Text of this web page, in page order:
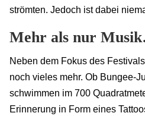
strömten. Jedoch ist dabei
Mehr als nur
Neben dem Fokus des
noch vieles mehr. Ob Bungee-
schwimmen im 700
Erinnerung in Form eines